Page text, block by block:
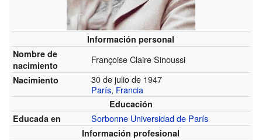
Información personal
Nombre de
nacimiento
Françoise Claire Sinoussi
Nacimiento
30 de julio de 1947
París, Francia
Educación
Educada en
Sorbonne Universidad de París
Información profesional